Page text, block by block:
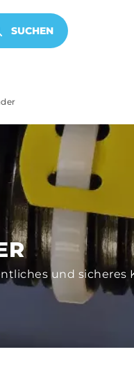
SUCHEN
und sicheres